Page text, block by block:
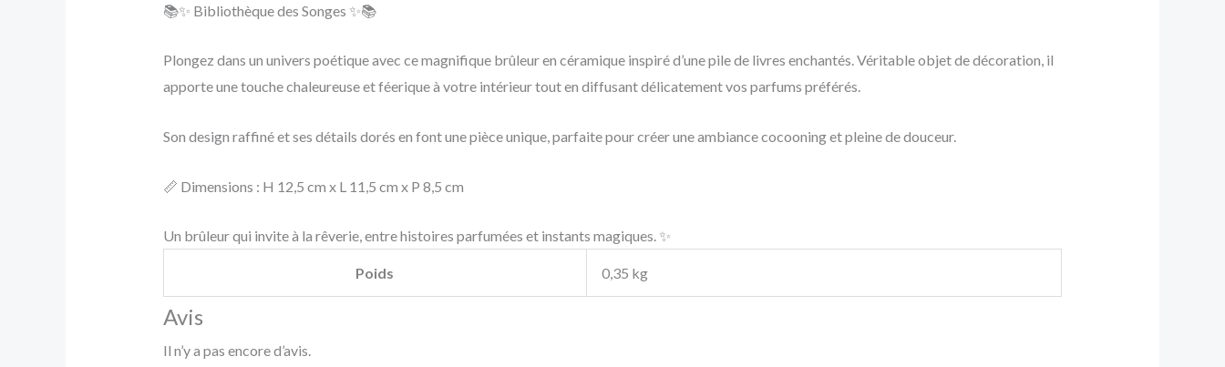
📚✨ Bibliothèque des Songes ✨📚
Plongez dans un univers poétique avec ce magnifique brûleur en céramique inspiré d’une pile de livres enchantés. Véritable objet de décoration, il
apporte une touche chaleureuse et féerique à votre intérieur tout en diffusant délicatement vos parfums préférés.
Son design raffiné et ses détails dorés en font une pièce unique, parfaite pour créer une ambiance cocooning et pleine de douceur.
📏 Dimensions : H 12,5 cm x L 11,5 cm x P 8,5 cm
Un brûleur qui invite à la rêverie, entre histoires parfumées et instants magiques. ✨
Poids 0,35 kg
Avis
Il n’y a pas encore d’avis.